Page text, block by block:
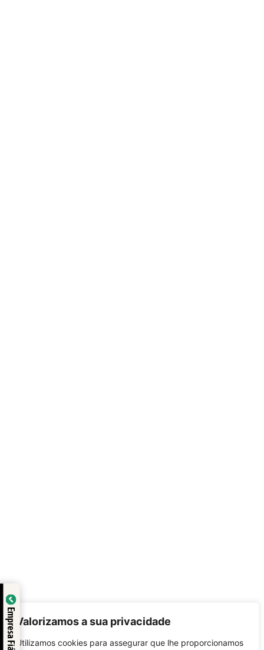
Valorizamos a sua privacidade
Utilizamos cookies para assegurar que lhe proporcionamos
Empresa Fiável